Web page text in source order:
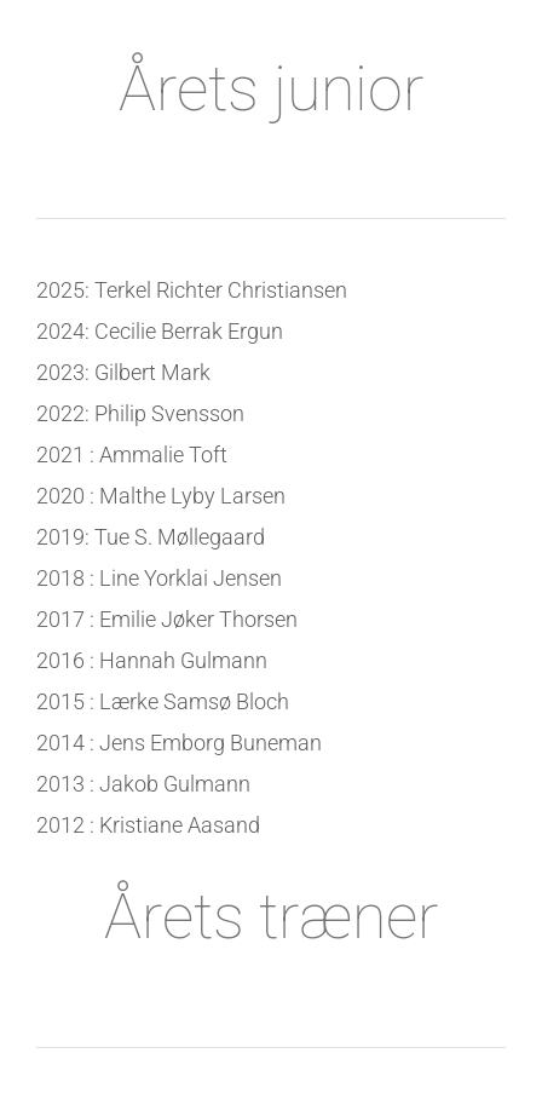
Årets junior
2025: Terkel Richter Christiansen
2024: Cecilie Berrak Ergun
2023: Gilbert Mark
2022: Philip Svensson
2021 : Ammalie Toft
2020 : Malthe Lyby Larsen
2019: Tue S. Møllegaard
2018 : Line Yorklai Jensen
2017 : Emilie Jøker Thorsen
2016 : Hannah Gulmann
2015 : Lærke Samsø Bloch
2014 : Jens Emborg Buneman
2013 : Jakob Gulmann
2012 : Kristiane Aasand
Årets træner